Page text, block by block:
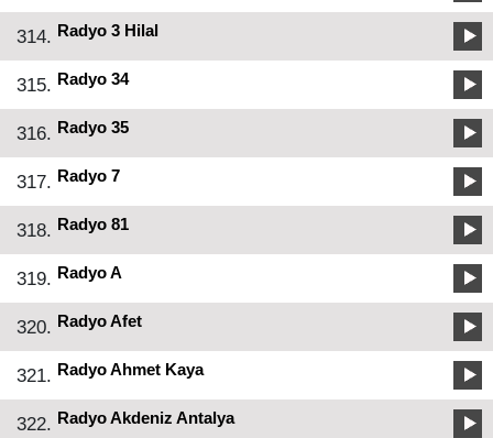
314. Radyo 3 Hilal
315. Radyo 34
316. Radyo 35
317. Radyo 7
318. Radyo 81
319. Radyo A
320. Radyo Afet
321. Radyo Ahmet Kaya
322. Radyo Akdeniz Antalya